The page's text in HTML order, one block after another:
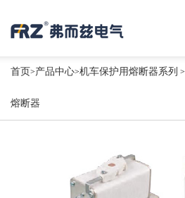
首页>产品中心>机车保护用熔断器系列 >
熔断器